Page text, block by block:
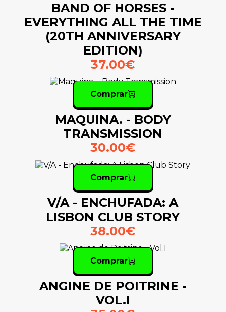
BAND OF HORSES -
EVERYTHING ALL THE TIME
(20TH ANNIVERSARY
EDITION)
37.00€
Comprar
MAQUINA. - BODY
TRANSMISSION
30.00€
Comprar
V/A - ENCHUFADA: A
LISBON CLUB STORY
38.00€
Comprar
ANGINE DE POITRINE -
VOL.I